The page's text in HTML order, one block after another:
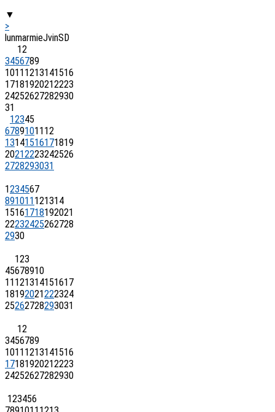
▼
>
lunmarmieJvinS D
12
3456789
1011 1213141516
17181920212223
24252627282930
31
12345
67891011 12
13141516171819
20212223242526
2728293031
1234567
891011 121314
15161718192021
22232425262728
2930
123
45678910
11 121314151617
18192021222324
25262728293031
12
3456789
1011 1213141516
17181920212223
24252627282930
123456